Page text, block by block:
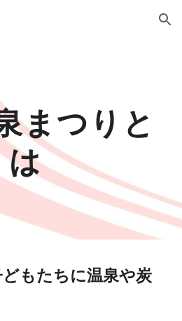
Skip to navigation
まつりと
は
もたちに温泉や炭